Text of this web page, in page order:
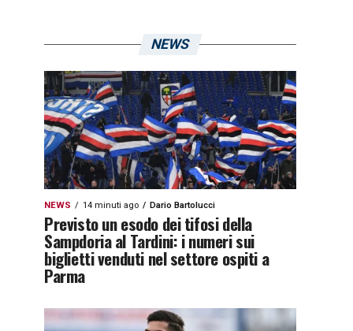
NEWS
NEWS 14 minuti ago Dario Bartolucci
Previsto un esodo dei tifosi della
Sampdoria al Tardini: i numeri sui
biglietti venduti nel settore ospiti a
Parma